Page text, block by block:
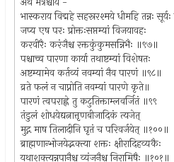
भास्कराय विद्महे सहस्ररश्मये धीमहि तन्नः
जप्य एष परः प्रोक्तःसप्तम्यां विजयावहः
करवीरैः करंजैश्च रक्तकुंकुमसन्निभैः ॥९७॥
पश्चाच्च पारणा कार्या तथाष्टम्यां विशेषतः
अष्टम्यामेव कर्तव्यं नवम्यां नैव पारणं ॥९८॥
व्रते फलं न चाप्नोति नवम्यां पारणे कृते॥
पारणं त्वपराह्णे तु कटुतिक्ताम्लवर्जितं ॥९९
तंडुलं शोधयेद्यत्नात्तृणबीजादिकं त्यजेत्
मुद्ग माष तिलादीनि घृतं च परिवर्जयेत् ॥१००॥
ब्राह्मणान्भोजयेद्भक्त्या शक्तः क्षीरादिहव्यकैः
यथाशक्त्यन्नपानैश्च व्यंजनैश्च निरामिषैः ॥१०१॥